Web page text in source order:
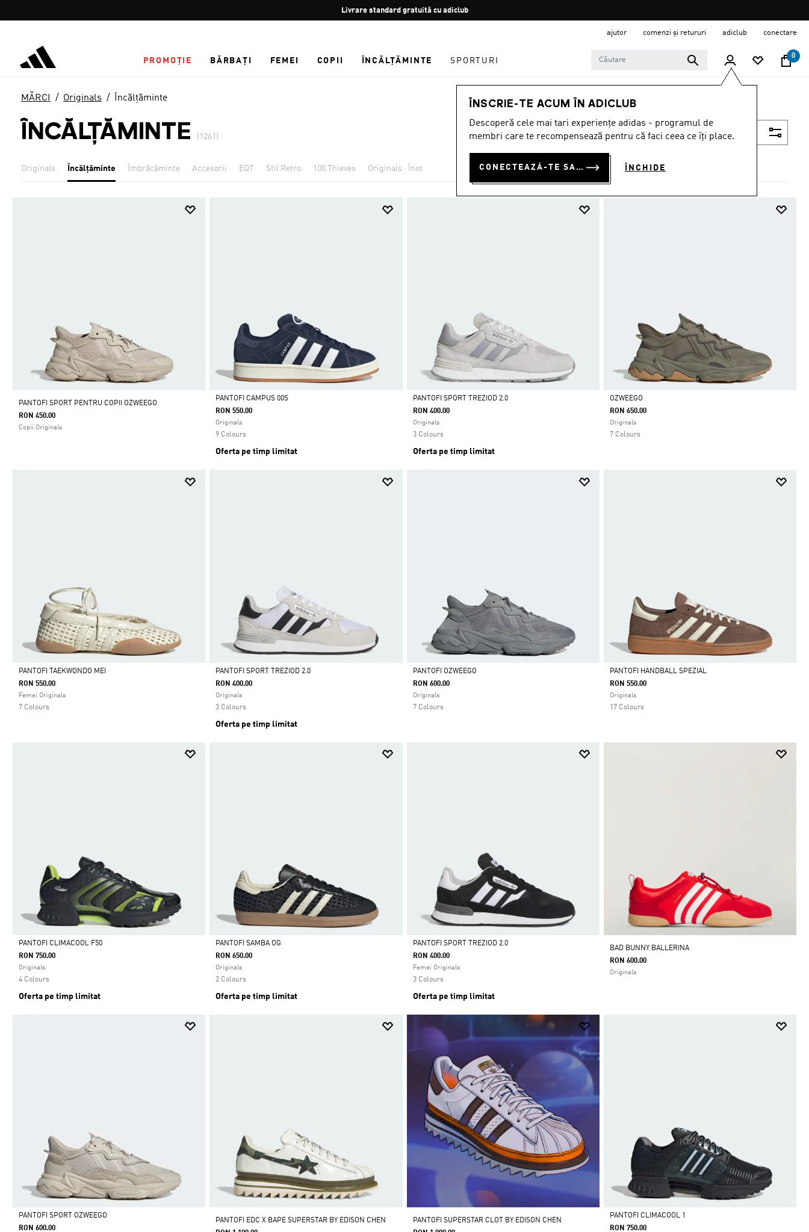
Oprește
rotația
Retur gratuit
ajutor comenzi și retururi adiclub conectare
PROMOȚIE BĂRBAȚI FEMEI COPII ÎNCĂLȚĂMINTE SPORTURI
0
ÎNSCRIE-TE ACUM ÎN ADICLUB
Descoperă cele mai tari experiențe adidas - programul de
membri care te recompensează pentru că faci ceea ce îți place.
CONECTEAZĂ-TE SAU ÎNSCRIE-TE ACUM ÎNCHIDE
MĂRCI Originals Încălţăminte
ÎNCĂLŢĂMINTE (1261) Filtrează
Originals Încălţăminte Îmbrăcăminte Accesorii EQT Stil Retro 100 Thieves Originals · Înot
PANTOFI SPORT PENTRU COPII OZWEEGO
RON 450.00
Copii Originals
Da
PANTOFI CAMPUS 00S
RON 550.00
Originals
9 Colours
Oferta pe timp limitat
Da
PANTOFI SPORT TREZIOD 2.0
RON 400.00
Originals
3 Colours
Oferta pe timp limitat
Da
OZWEEGO
RON 650.00
Originals
7 Colours
Da
PANTOFI TAEKWONDO MEI
RON 550.00
Femei Originals
7 Colours
Da
PANTOFI SPORT TREZIOD 2.0
RON 400.00
Originals
3 Colours
Oferta pe timp limitat
Da
PANTOFI OZWEEGO
RON 600.00
Originals
7 Colours
Da
PANTOFI HANDBALL SPEZIAL
RON 550.00
Originals
17 Colours
Da
PANTOFI CLIMACOOL F50
RON 750.00
Originals
4 Colours
Oferta pe timp limitat
Da
PANTOFI SAMBA OG
RON 650.00
Originals
2 Colours
Oferta pe timp limitat
Da
PANTOFI SPORT TREZIOD 2.0
RON 400.00
Femei Originals
3 Colours
Oferta pe timp limitat
BAD BUNNY BALLERINA
RON 600.00
Originals
PANTOFI SPORT OZWEEGO
RON 600.00
PANTOFI EDC X BAPE SUPERSTAR BY EDISON CHEN
PANTOFI SUPERSTAR CLOT BY EDISON CHEN
PANTOFI CLIMACOOL 1
RON 750.00